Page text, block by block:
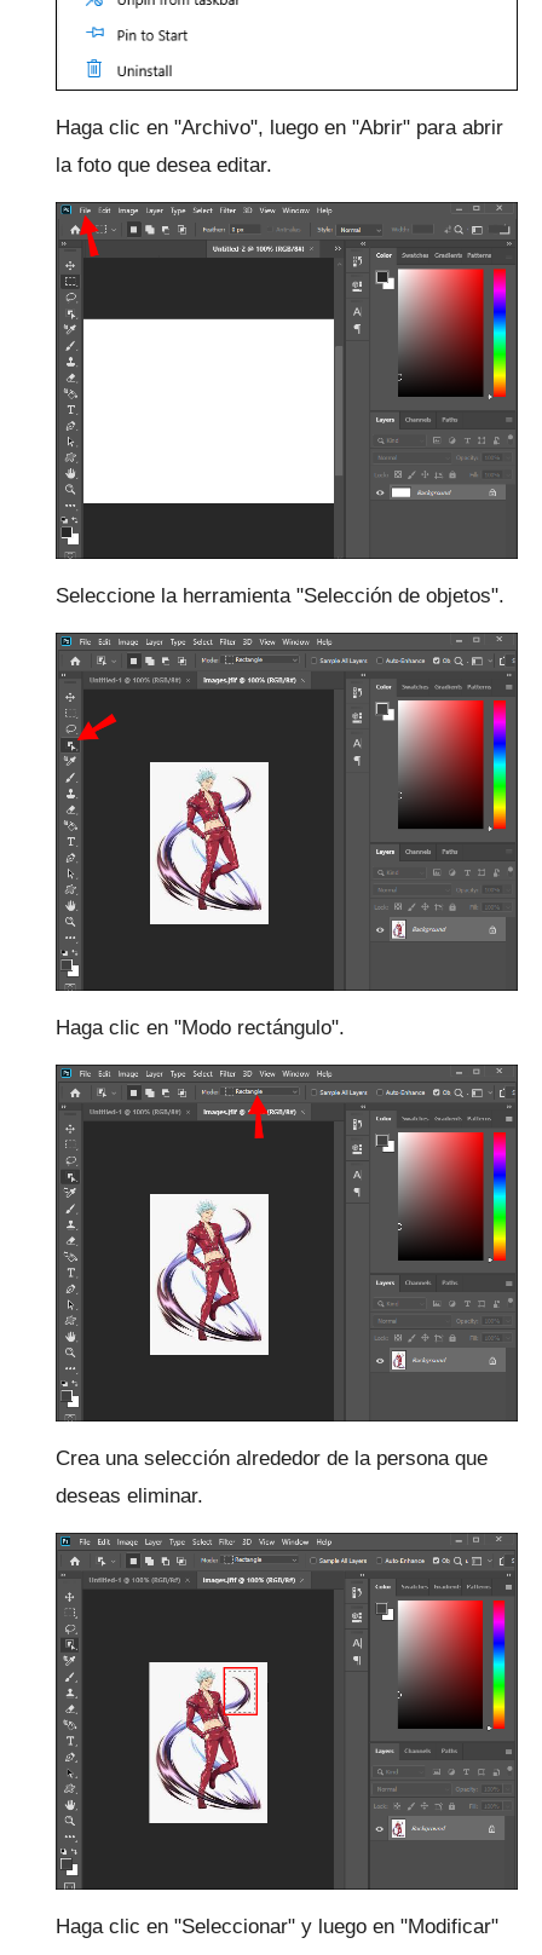
Haga clic en "Archivo", luego en "Abrir" para abrir
la foto que desea editar.
Seleccione la herramienta "Selección de objetos".
Haga clic en "Modo rectángulo".
Crea una selección alrededor de la persona que
deseas eliminar.
Haga clic en "Seleccionar" y luego en "Modificar"